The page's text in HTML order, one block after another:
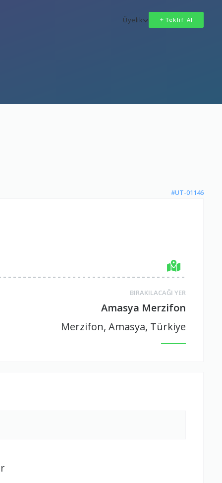
Üyelik Teklif Al
#UT-01146
BIRAKILACAĞI YER
Amasya Merzifon
Merzifon, Amasya, Türkiye